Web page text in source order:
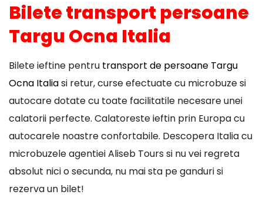
Bilete transport persoane
Targu Ocna Italia
Bilete ieftine pentru transport de persoane Targu
Ocna Italiasi retur, curse efectuate cu microbuze si
autocare dotate cu toate facilitatile necesare unei
calatorii perfecte. Calatoreste ieftin prin Europa cu
autocarele noastre confortabile. Descopera Italia cu
microbuzele agentiei Aliseb Tours si nu vei regreta
absolut nici o secunda, nu mai sta pe ganduri si
rezerva un bilet!